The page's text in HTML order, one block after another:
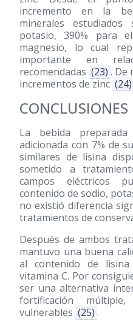
incremento en la
minerales
potasio, 390% para
magnesio, lo cual
importante en
recomendadas (23) . De
incrementos de zinc (24)
CONCLUSIONES
La bebida
adicionada con 7% de
similares de lisina
sometido a
campos eléctricos
contenido de sodio,
no existió diferencia
tratamientos de
Después de ambos
mantuvo una buena
al contenido de
vitamina C. Por
ser una alternativa
fortificación
vulnerables (25) .